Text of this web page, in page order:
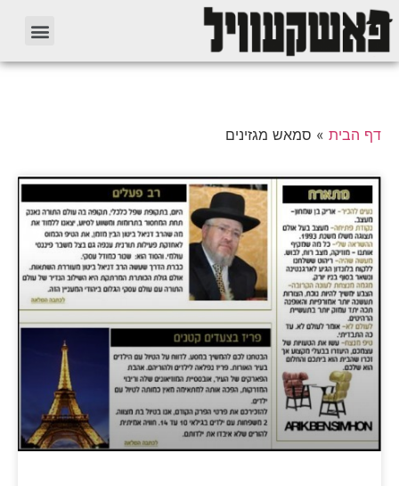
דף הבית » סמאש מגזינים